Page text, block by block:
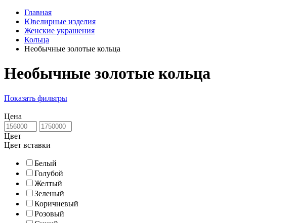
Главная
Ювелирные изделия
Женские украшения
Кольца
Необычные золотые кольца
Необычные золотые кольца
Показать фильтры
Цена
Цвет
Цвет вставки
Белый
Голубой
Желтый
Зеленый
Коричневый
Розовый